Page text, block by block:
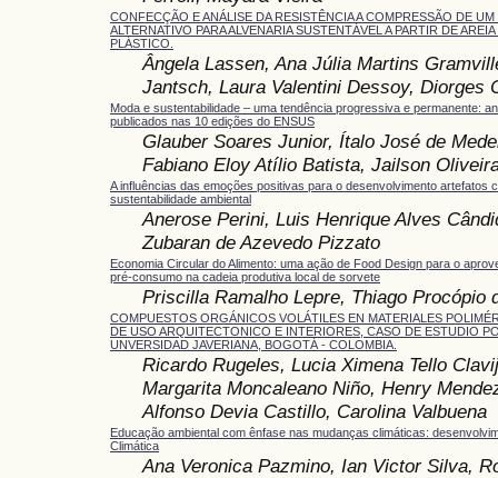
CONFECÇÃO E ANÁLISE DA RESISTÊNCIA A COMPRESSÃO DE UM
ALTERNATIVO PARA ALVENARIA SUSTENTÁVEL A PARTIR DE
PLÁSTICO.
Ângela Lassen, Ana Júlia Martins
Jantsch, Laura Valentini Dessoy, Diorges
Moda e sustentabilidade – uma tendência progressiva e permanente:
publicados nas 10 edições do ENSUS
Glauber Soares Junior, Ítalo José de
Fabiano Eloy Atílio Batista, Jailson
A influências das emoções positivas para o desenvolvimento artefatos
sustentabilidade ambiental
Anerose Perini, Luis Henrique Alves
Zubaran de Azevedo Pizzato
Economia Circular do Alimento: uma ação de Food Design para o
pré-consumo na cadeia produtiva local de sorvete
Priscilla Ramalho Lepre, Thiago Procópio
COMPUESTOS ORGÁNICOS VOLÁTILES EN MATERIALES
DE USO ARQUITECTONICO E INTERIORES, CASO DE ESTUDIO
UNVERSIDAD JAVERIANA, BOGOTÁ - COLOMBIA.
Ricardo Rugeles, Lucia Ximena Tello
Margarita Moncaleano Niño, Henry
Alfonso Devia Castillo, Carolina Valbuena
Educação ambiental com ênfase nas mudanças climáticas:
Climática
Ana Veronica Pazmino, Ian Victor Silva,